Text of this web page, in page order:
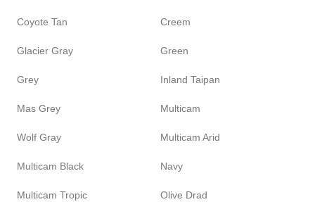
Coyote Tan Creem
Glacier Gray Green
Grey Inland Taipan
Mas Grey Multicam
Wolf Gray Multicam Arid
Multicam Black Navy
Multicam Tropic Olive Drad